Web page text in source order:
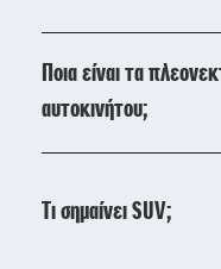
Ποια είναι τα
αυτοκινήτου;
Τι σημαίνει SUV;